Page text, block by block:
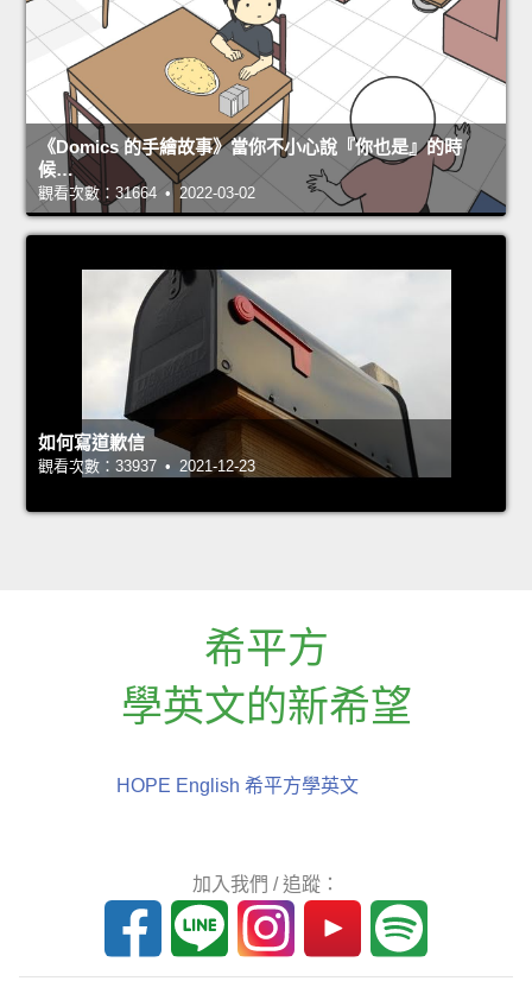
《Domics 的手繪故事》當你不小心說『你也是』的時
候…
觀看次數：31664 • 2022-03-02
如何寫道歉信
觀看次數：33937 • 2021-12-23
希平方
學英文的新希望
HOPE English 希平方學英文
加入我們 / 追蹤：